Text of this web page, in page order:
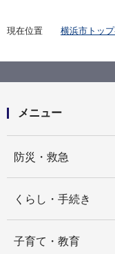
現在位置 横浜市トッ
横浜市母子
メニュー
防災・救急
くらし・手続き
子育て・教育